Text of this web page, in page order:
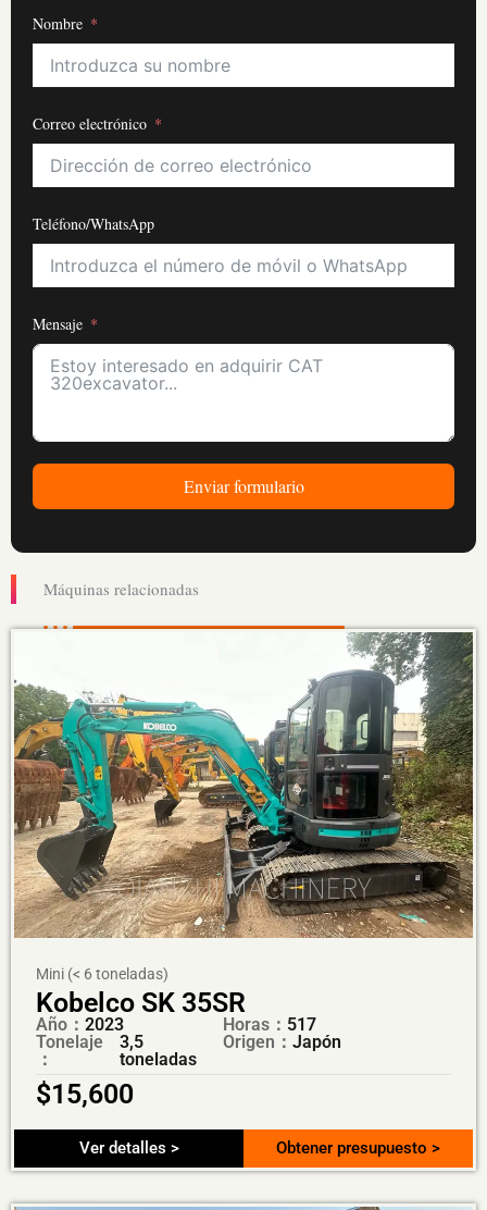
Nombre
Correo electrónico
Teléfono/WhatsApp
Mensaje
Enviar formulario
Máquinas relacionadas
Mini (< 6 toneladas)
Kobelco SK 35SR
Año： 2023
Tonelaje
：
3,5
toneladas
Horas： 517
Origen： Japón
$15,600
Ver detalles > Obtener presupuesto >